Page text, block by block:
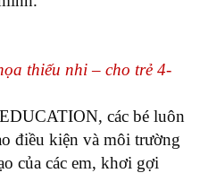
thiếu nhi – cho trẻ 4-
các bé luôn
điều kiện và môi trường
của các em, khơi gợi